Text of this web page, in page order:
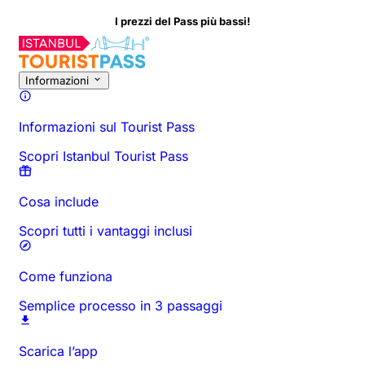
del Pass più bassi!
Informazioni
Informazioni sul Tourist Pass
Scopri Istanbul Tourist Pass
Cosa include
Scopri tutti i vantaggi inclusi
Come funziona
Semplice processo in 3 passaggi
Scarica l’app
Informazioni sull'Attività Panoramica Orari e Durata